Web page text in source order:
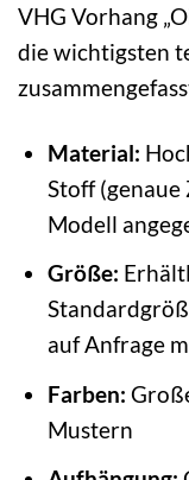
VHG Vorhang
die wichtigsten
Material:
Stoff (genaue
Modell
Größe:
auf Anfrage
Farben:
Mustern